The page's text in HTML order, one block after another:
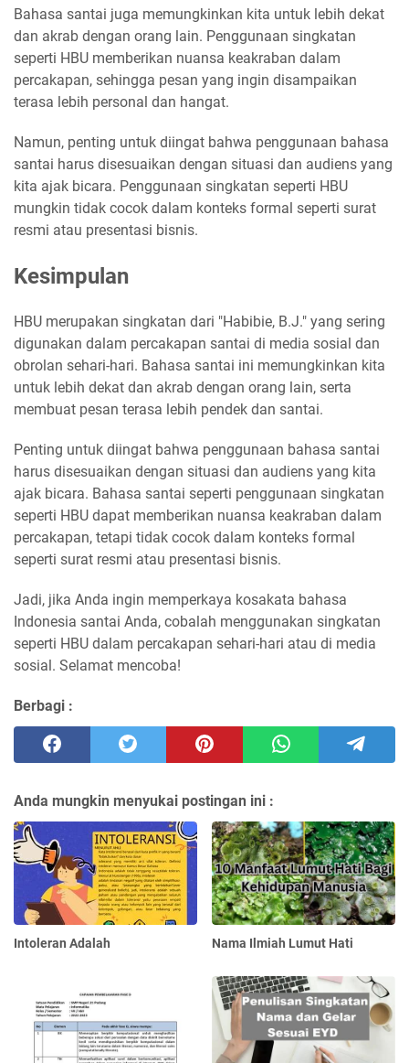
Bahasa santai juga memungkinkan kita untuk lebih dekat
dan akrab dengan orang lain. Penggunaan singkatan
seperti HBU memberikan nuansa keakraban dalam
percakapan, sehingga pesan yang ingin disampaikan
terasa lebih personal dan hangat.
Namun, penting untuk diingat bahwa penggunaan bahasa
santai harus disesuaikan dengan situasi dan audiens yang
kita ajak bicara. Penggunaan singkatan seperti HBU
mungkin tidak cocok dalam konteks formal seperti surat
resmi atau presentasi bisnis.
Kesimpulan
HBU merupakan singkatan dari "Habibie, B.J." yang sering
digunakan dalam percakapan santai di media sosial dan
obrolan sehari-hari. Bahasa santai ini memungkinkan kita
untuk lebih dekat dan akrab dengan orang lain, serta
membuat pesan terasa lebih pendek dan santai.
Penting untuk diingat bahwa penggunaan bahasa santai
harus disesuaikan dengan situasi dan audiens yang kita
ajak bicara. Bahasa santai seperti penggunaan singkatan
seperti HBU dapat memberikan nuansa keakraban dalam
percakapan, tetapi tidak cocok dalam konteks formal
seperti surat resmi atau presentasi bisnis.
Jadi, jika Anda ingin memperkaya kosakata bahasa
Indonesia santai Anda, cobalah menggunakan singkatan
seperti HBU dalam percakapan sehari-hari atau di media
sosial. Selamat mencoba!
Berbagi :
Anda mungkin menyukai postingan ini :
Intoleran Adalah Nama Ilmiah Lumut Hati